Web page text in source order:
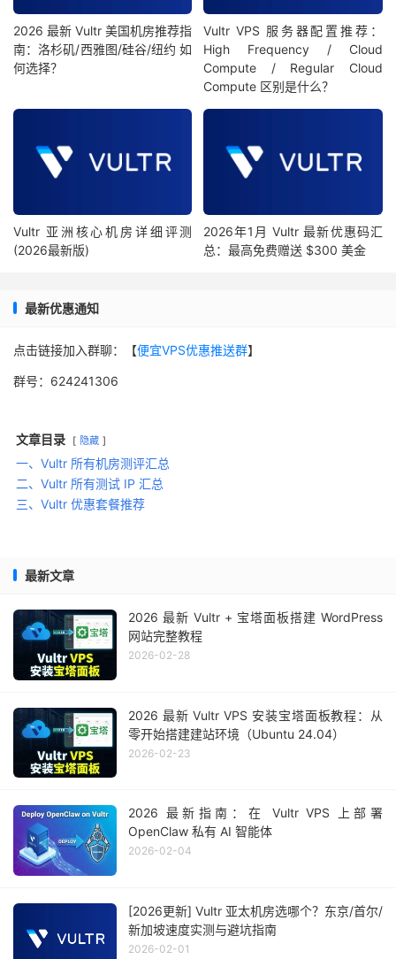
2026 最新 Vultr 美国机房推荐指
南：洛杉矶/西雅图/硅谷/纽约 如
何选择？
Vultr VPS 服务器配置推荐：
High Frequency / Cloud
Compute / Regular Cloud
Compute 区别是什么？
Vultr 亚洲核心机房详细评测
(2026最新版)
2026年1月 Vultr 最新优惠码汇
总：最高免费赠送 $300 美金
最新优惠通知
点击链接加入群聊：【便宜VPS优惠推送群】
群号：624241306
文章目录 隐藏
一、Vultr 所有机房测评汇总
二、Vultr 所有测试 IP 汇总
三、Vultr 优惠套餐推荐
最新文章
2026 最新 Vultr + 宝塔面板搭建 WordPress
网站完整教程
2026-02-28
2026 最新 Vultr VPS 安装宝塔面板教程：从
零开始搭建建站环境（Ubuntu 24.04）
2026-02-23
2026 最新指南：在 Vultr VPS 上部署
OpenClaw 私有 AI 智能体
2026-02-04
[2026更新] Vultr 亚太机房选哪个？东京/首尔/
新加坡速度实测与避坑指南
2026-02-01